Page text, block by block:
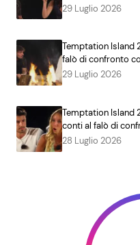
29 Luglio 2026
Temptation Island
falò di confronto
29 Luglio 2026
Temptation Island
conti al falò di
28 Luglio 2026